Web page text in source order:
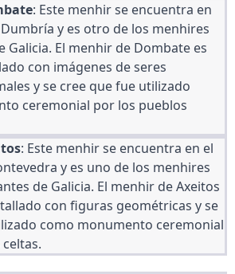
: Este menhir se encuentra en
y es otro de los menhires
Galicia. El menhir de Dombate es
con imágenes de seres
y se cree que fue utilizado
ceremonial por los pueblos
: Este menhir se encuentra en el
y es uno de los menhires
de Galicia. El menhir de Axeitos
con figuras geométricas y se
como monumento ceremonial